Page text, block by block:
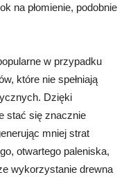
na płomienie, podobnie
w przypadku
które nie spełniają
Dzięki
stać się znacznie
mniej strat
otwartego paleniska,
wykorzystanie drewna